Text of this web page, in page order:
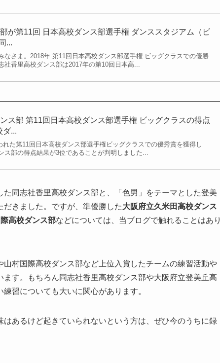
が第11回 日本高校ダンス部選手権 ダンススタジアム（ビ
...
なさま。2018年 第11回日本高校ダンス部選手権 ビッグクラスでの優勝
社香里高校ダンス部は2017年の第10回日本高...
ス部 第11回日本高校ダンス部選手権 ビッグクラスの得点
ダ...
れた第11回日本高校ダンス部選手権ビッグクラスでの優秀賞を獲得し
ス部の得点結果が3位であることが判明しました...
同志社香里高校ダンス部と、「色男」をテーマとした登美
きました。ですが、準優勝した大阪府立久米田高校ダンス
高校ダンス部などについては、当ブログで触れることはあり
村国際高校ダンス部など上位入賞したチームの練習活動や
ます。もちろん同志社香里高校ダンス部や大阪府立登美丘高
習についても大いに関心があります。
あるけど起きていられないという方は、ぜひ今のうちに録